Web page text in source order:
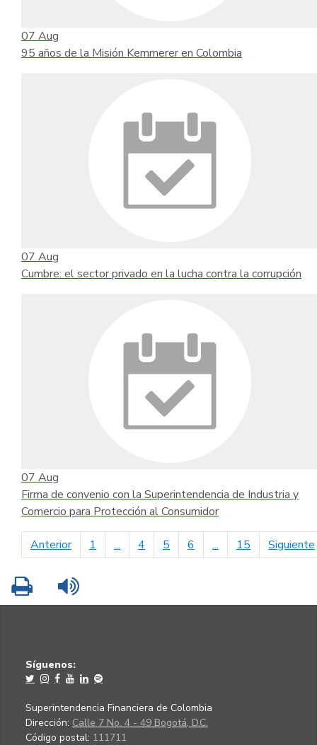
07 Aug
95 años de la Misión Kemmerer en Colombia
07 Aug
Cumbre: el sector privado en la lucha contra la corrupción
07 Aug
Firma de convenio con la Superintendencia de Industria y
Comercio para Protección al Consumidor
Anteriorpágina anterior
1 ... 4 5 6 ... 15 Siguiente
Imprimir
Síguenos:
Superintendencia Financiera de Colombia
Dirección: Calle 7 No. 4 - 49 Bogotá, D.C.
Código postal: 111711